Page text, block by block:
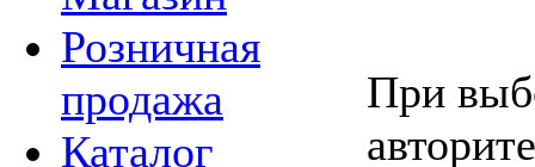
Розничная
продажа
Каталог
При